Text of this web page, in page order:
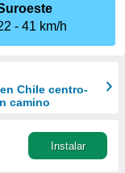
41 km/h
Chile centro-
camino
Instalar